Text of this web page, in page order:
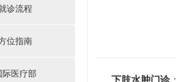
诊流程
位指南
际医疗部
下肢水肿门诊